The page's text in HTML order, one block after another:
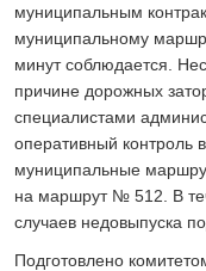
муниципальным
муниципальному
минут соблюдается.
причине дорожных
специалистами
оперативный контроль
муниципальные
на маршрут № 512. В
случаев недовыпуска
Подготовлено